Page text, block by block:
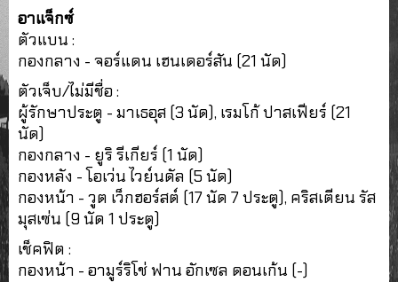
อาแจ็กซ์
ตัวแบน :
กองกลาง - จอร์แดน เฮนเดอร์สัน (21 นัด)
ตัวเจ็บ/ไม่มีชื่อ :
ผู้รักษาประตู - มาเธอุส (3 นัด), เรมโก้ ปาสเฟียร์ (21
นัด)
กองกลาง - ยูริ รีเกียร์ (1 นัด)
กองหลัง - โอเว่น ไวย์นดัล (5 นัด)
กองหน้า - วูต เว็กฮอร์สต์ (17 นัด 7 ประตู), คริสเตียน รัส
มุสเซ่น (9 นัด 1 ประตู)
เช็คฟิต :
กองหน้า - อามูร์ริโช่ ฟาน อักเซล ดอนเก้น (-)